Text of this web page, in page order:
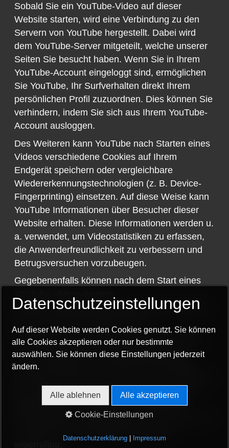
Sobald Sie ein YouTube-Video auf dieser
Website starten, wird eine Verbindung zu den
Servern von YouTube hergestellt. Dabei wird
dem YouTube-Server mitgeteilt, welche unserer
Seiten Sie besucht haben. Wenn Sie in Ihrem
YouTube-Account eingeloggt sind, ermöglichen
Sie YouTube, Ihr Surfverhalten direkt Ihrem
persönlichen Profil zuzuordnen. Dies können Sie
verhindern, indem Sie sich aus Ihrem YouTube-
Account ausloggen.
Des Weiteren kann YouTube nach Starten eines
Videos verschiedene Cookies auf Ihrem
Endgerät speichern oder vergleichbare
Wiedererkennungstechnologien (z. B. Device-
Fingerprinting) einsetzen. Auf diese Weise kann
YouTube Informationen über Besucher dieser
Website erhalten. Diese Informationen werden u.
a. verwendet, um Videostatistiken zu erfassen,
die Anwenderfreundlichkeit zu verbessern und
Betrugsversuchen vorzubeugen.
Gegebenenfalls können nach dem Start eines
Datenverarbeitungsvorgänge ausgelöst werden,
Die Nutzung von YouTube erfolgt im Interesse
einer ansprechenden Darstellung unserer
Online-Angebote. Dies stellt ein berechtigtes
dar. Sofern eine entsprechende Einwilligung
abgefragt wurde, erfolgt die Verarbeitung
ausschließlich auf Grundlage von Art. 6 Abs. 1 lit.
Datenschutzeinstellungen
Auf dieser Website werden Cookies genutzt. Sie können
alle Cookies akzeptieren oder nur bestimmte
auswählen. Sie können diese Einstellungen jederzeit
ändern.
Alle ablehnen Alle akzeptieren
Cookie-Einstellungen
Datenschutzerklärung| Impressum